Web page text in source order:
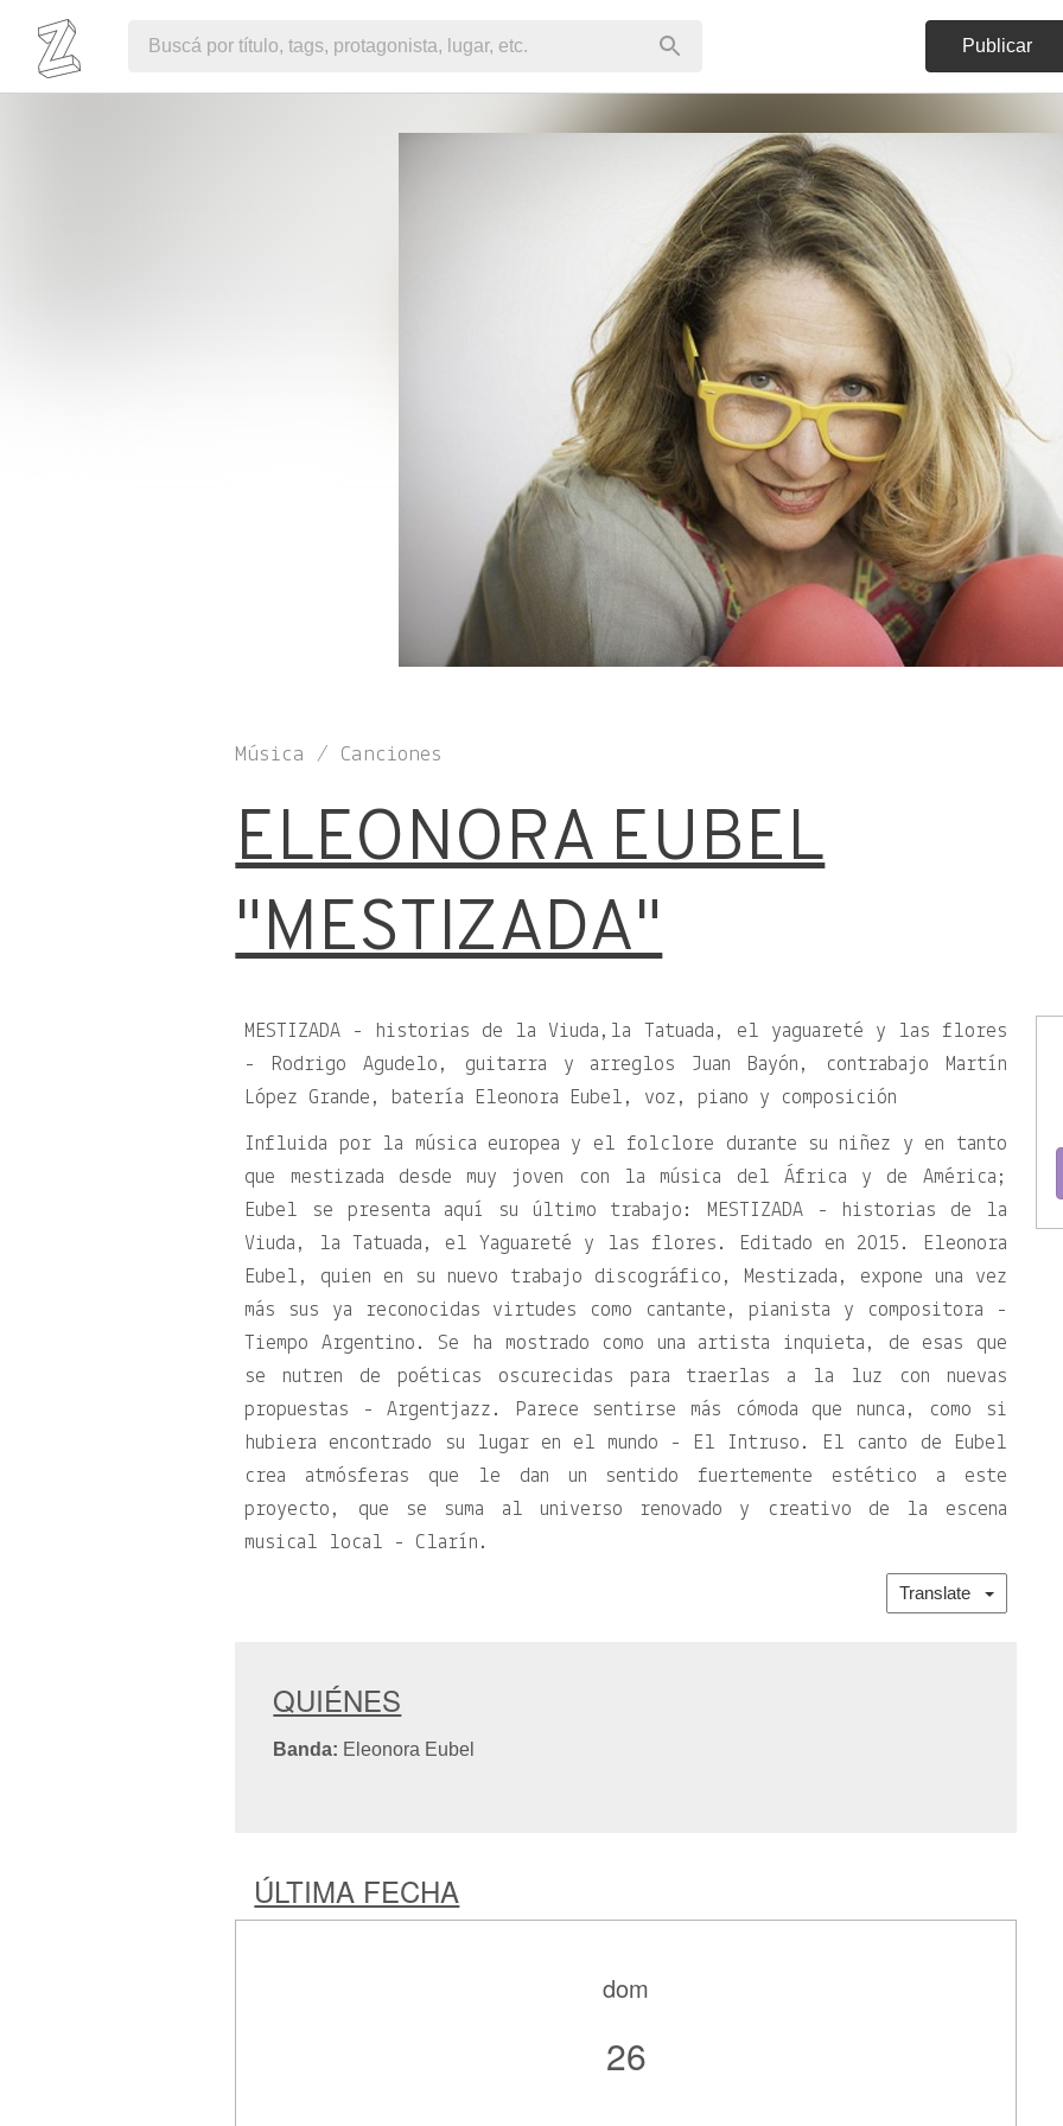
Publicar
Música / Canciones
ELEONORA EUBEL
"MESTIZADA"
MESTIZADA - historias de la Viuda,la Tatuada, el yaguareté y las flores
- Rodrigo Agudelo, guitarra y arreglos Juan Bayón, contrabajo Martín
López Grande, batería Eleonora Eubel, voz, piano y composición
Influida por la música europea y el folclore durante su niñez y en tanto
que mestizada desde muy joven con la música del África y de América;
Eubel se presenta aquí su último trabajo: MESTIZADA - historias de la
Viuda, la Tatuada, el Yaguareté y las flores. Editado en 2015. Eleonora
Eubel, quien en su nuevo trabajo discográfico, Mestizada, expone una vez
más sus ya reconocidas virtudes como cantante, pianista y compositora -
Tiempo Argentino. Se ha mostrado como una artista inquieta, de esas que
se nutren de poéticas oscurecidas para traerlas a la luz con nuevas
propuestas - Argentjazz. Parece sentirse más cómoda que nunca, como si
hubiera encontrado su lugar en el mundo - El Intruso. El canto de Eubel
crea atmósferas que le dan un sentido fuertemente estético a este
proyecto, que se suma al universo renovado y creativo de la escena
musical local - Clarín.
Translate
QUIÉNES
Banda: Eleonora Eubel
ÚLTIMA FECHA
dom
26